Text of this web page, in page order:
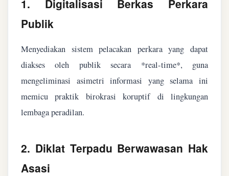
1. Digitalisasi Berkas Perkara
Publik
Menyediakan sistem pelacakan perkara yang dapat
diakses oleh publik secara *real-time*, guna
mengeliminasi asimetri informasi yang selama ini
memicu praktik birokrasi koruptif di lingkungan
lembaga peradilan.
2. Diklat Terpadu Berwawasan Hak
Asasi